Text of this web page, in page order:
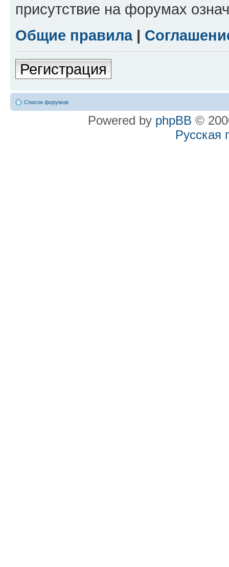
присутствие на форумах
Общие правила|
Регистрация
Список форумов
Powered by phpBB ©
Русская